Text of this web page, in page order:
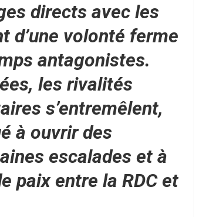
directs avec les
d’une volonté ferme
antagonistes.
les rivalités
s’entremêlent,
à ouvrir des
escalades et à
paix entre la RDC et